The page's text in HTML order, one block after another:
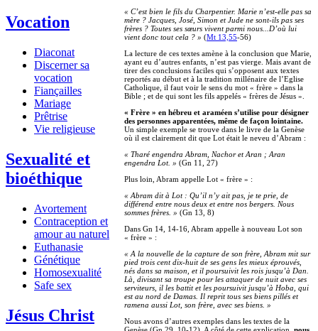
Vocation
Diaconat
Discerner sa
vocation
Fiançailles
Mariage
Prêtrise
Vie religieuse
Sexualité et
bioéthique
Avortement
Contraception et
amour au naturel
Euthanasie
Génétique
Homosexualité
Safe sex
Jésus Christ
« C’est bien le fils du Charpentier. Marie n’est-elle pas sa
mère ? Jacques, José, Simon et Jude ne sont-ils pas ses
frères ? Toutes ses sœurs vivent parmi nous...D’où lui
vient donc tout cela ? » (Mt 13,55-56)
La lecture de ces textes amène à la conclusion que Marie,
ayant eu d’autres enfants, n’est pas vierge. Mais avant de
tirer des conclusions faciles qui s’opposent aux textes
reportés au début et à la tradition millénaire de l’Eglise
Catholique, il faut voir le sens du mot « frère » dans la
Bible ; et de qui sont les fils appelés « frères de Jésus ».
« Frère » en hébreu et araméen s’utilise pour désigner
des personnes apparentées, même de façon lointaine.
Un simple exemple se trouve dans le livre de la Genèse
où il est clairement dit que Lot était le neveu d’Abram :
« Tharé engendra Abram, Nachor et Aran ; Aran
engendra Lot. » (Gn 11, 27)
Plus loin, Abram appelle Lot « frère » :
« Abram dit à Lot : Qu’il n’y ait pas, je te prie, de
différend entre nous deux et entre nos bergers. Nous
sommes frères. » (Gn 13, 8)
Dans Gn 14, 14-16, Abram appelle à nouveau Lot son
« frère » :
« A la nouvelle de la capture de son frère, Abram mit sur
pied trois cent dix-huit de ses gens les mieux éprouvés,
nés dans sa maison, et il poursuivit les rois jusqu’à Dan.
Là, divisant sa troupe pour les attaquer de nuit avec ses
serviteurs, il les battit et les poursuivit jusqu’à Hoba, qui
est au nord de Damas. Il reprit tous ses biens pillés et
ramena aussi Lot, son frère, avec ses biens. »
Nous avons d’autres exemples dans les textes de la
Genèse (Gn 29, 10-12). A côté de cette explication, nous